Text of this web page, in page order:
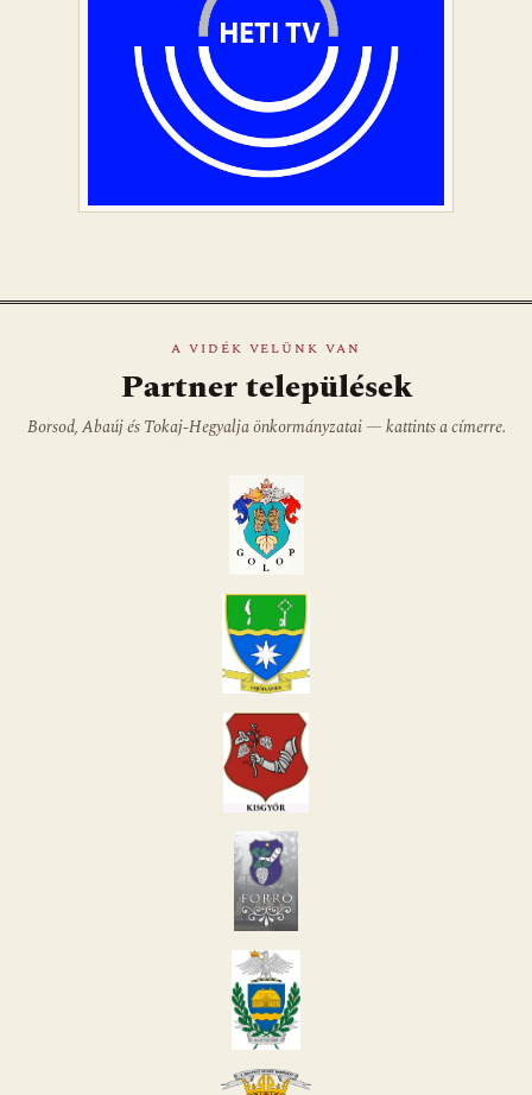
A VIDÉK VELÜNK VAN
Partner települések
Borsod, Abaúj és Tokaj-Hegyalja önkormányzatai — kattints a címerre.